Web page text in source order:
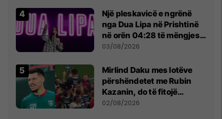
Një pleskavicë e ngrënë
nga Dua Lipa në Prishtinë
në orën 04:28 të mëngjesit
- dhe bota digjitale serbe
03/08/2026
Mirlind Daku mes lotëve
përshëndetet me Rubin
Kazanin, do të fitojë
miliona te Spartak Moska
02/08/2026